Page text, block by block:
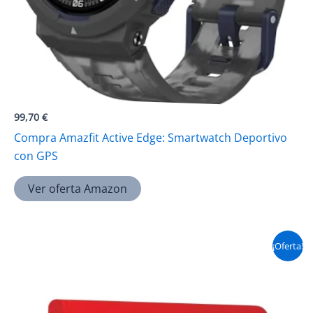
99,70 €
Compra Amazfit Active Edge: Smartwatch Deportivo
con GPS
Ver oferta Amazon
¡Oferta!